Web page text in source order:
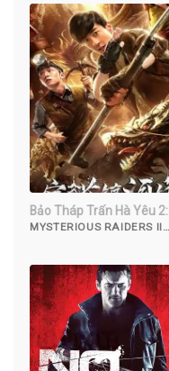
Bảo Tháp Trấn Hà Yêu 2:
Tuyệt Thế Yêu Long
MYSTERIOUS RAIDERS II